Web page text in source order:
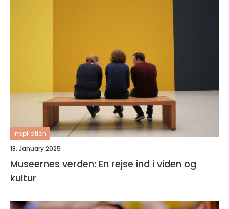
inspiration
18. January 2025
Museernes verden: En rejse ind i viden og
kultur